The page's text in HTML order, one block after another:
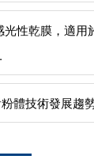
性乾膜，適用
體技術發展趨